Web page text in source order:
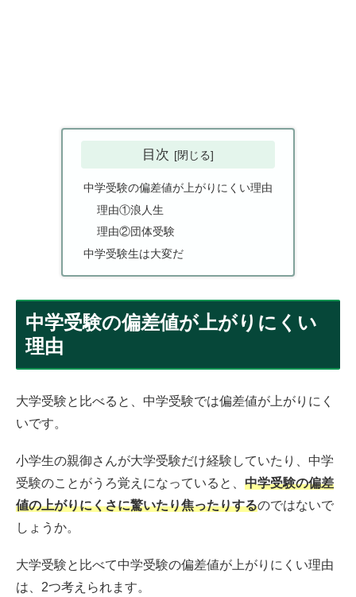
目次
中学受験の偏差値が上がりにくい理由
理由①浪人生
理由②団体受験
中学受験生は大変だ
中学受験の偏差値が上がりにくい
理由
大学受験と比べると、中学受験では偏差値が上がりにく
いです。
小学生の親御さんが大学受験だけ経験していたり、中学
受験のことがうろ覚えになっていると、 中学受験の偏差
値の上がりにくさに驚いたり焦ったりするのではないで
しょうか。
大学受験と比べて中学受験の偏差値が上がりにくい理由
は、2つ考えられます。